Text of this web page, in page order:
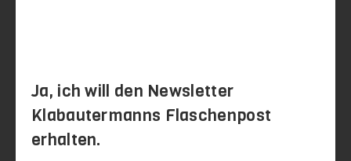
Ja, ich will den Newsletter
Klabautermanns Flaschenpost
erhalten.